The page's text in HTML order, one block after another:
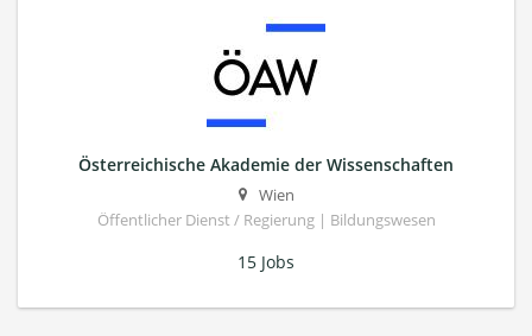
Österreichische Akademie der Wissenschaften
Wien
Öffentlicher Dienst / Regierung | Bildungswesen
15 Jobs